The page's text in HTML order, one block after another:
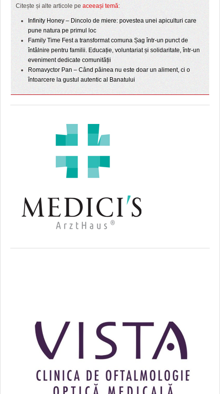
Citește și alte articole pe aceeași temă:
Infinity Honey – Dincolo de miere: povestea unei apiculturi care
pune natura pe primul loc
Family Time Fest a transformat comuna Șag într-un punct de
întâlnire pentru familii. Educație, voluntariat și solidaritate, într-un
eveniment dedicate comunității
Romavyctor Pan – Când pâinea nu este doar un aliment, ci o
întoarcere la gustul autentic al Banatului